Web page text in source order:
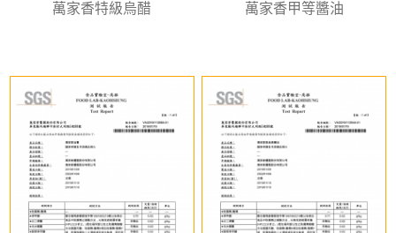
萬家香特級烏醋 萬家香甲等醬油